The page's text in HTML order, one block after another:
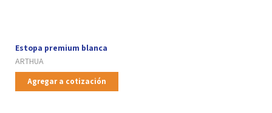
Estopa premium blanca
ARTHUA
Agregar a cotización